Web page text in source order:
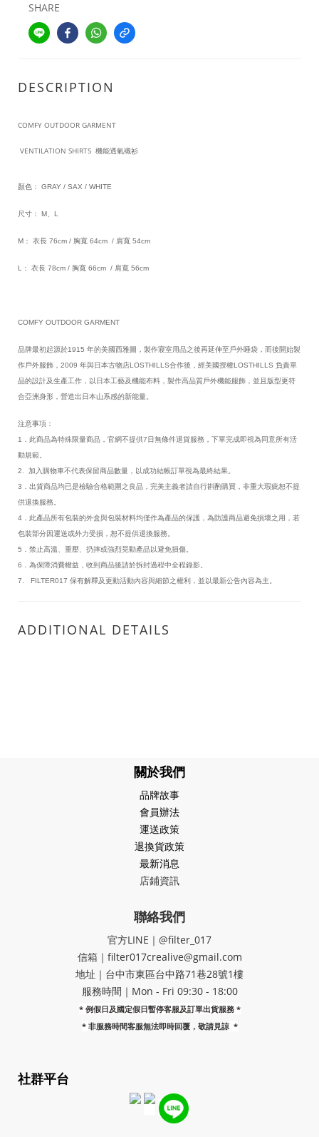
SHARE
DESCRIPTION
COMFY OUTDOOR GARMENT
VENTILATION SHIRTS 機能透氣襯衫
顏色： GRAY / SAX / WHITE
尺寸： M、L
M： 衣長 76cm / 胸寬 64cm / 肩寬 54cm
L： 衣長 78cm / 胸寬 66cm / 肩寬 56cm
COMFY OUTDOOR GARMENT
品牌最初起源於1915 年的美國西雅圖，製作寢室用品之後再延伸至戶外睡袋，而後開始製
作戶外服飾，2009 年與日本古物店LOSTHILLS合作後，經美國授權LOSTHILLS 負責單
品的設計及生產工作，以日本工藝及機能布料，製作高品質戶外機能服飾，並且版型更符
合亞洲身形，營造出日本山系感的新能量。
注意事項：
1．此商品為特殊限量商品，官網不提供7日無條件退貨服務，下單完成即視為同意所有活
動規範。
2. 加入購物車不代表保留商品數量，以成功結帳訂單視為最終結果。
3．出貨商品均已是檢驗合格範圍之良品，完美主義者請自行斟酌購買，非重大瑕疵恕不提
供退換服務。
4．此產品所有包裝的外盒與包裝材料均僅作為產品的保護，為防護商品避免損壞之用，若
包裝部分因運送或外力受損，恕不提供退換服務。
5．禁止高溫、重壓、扔摔或強烈晃動產品以避免損傷。
6．為保障消費權益，收到商品後請於拆封過程中全程錄影。
7. FILTER017 保有解釋及更動活動內容與細節之權利，並以最新公告內容為主。
ADDITIONAL DETAILS
關於我們
品牌故事
會員辦法
運送政策
退換貨政策
最新消息
店鋪資訊
聯絡我們
官方LINE｜@filter_017
信箱｜filter017crealive@gmail.com
地址｜​台中市東區台中路71巷28號1樓
服務時間｜Mon - Fri 09:30 - 18:00
* 例假日及國定假日暫停客服及訂單出貨服務 *
* 非服務時間客服無法即時回覆，敬請見諒 *
社群平台